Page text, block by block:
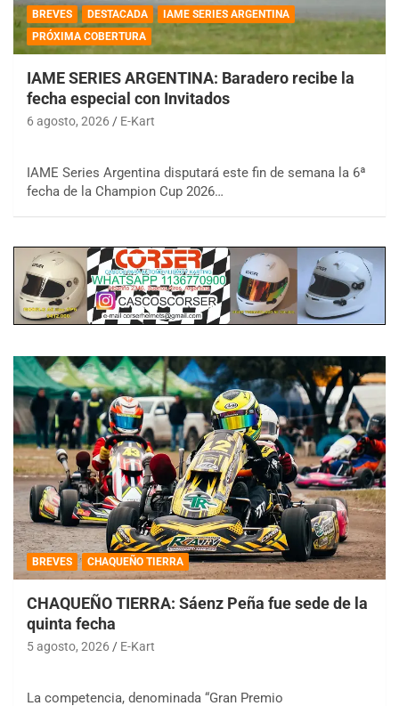
BREVES DESTACADA
IAME SERIES ARGENTINA
PRÓXIMA COBERTURA
IAME SERIES ARGENTINA: Baradero recibe la
fecha especial con Invitados
6 agosto, 2026 E-Kart
IAME Series Argentina disputará este fin de semana la 6ª
fecha de la Champion Cup 2026…
BREVES CHAQUEÑO TIERRA
CHAQUEÑO TIERRA: Sáenz Peña fue sede de la
quinta fecha
5 agosto, 2026 E-Kart
La competencia, denominada “Gran Premio